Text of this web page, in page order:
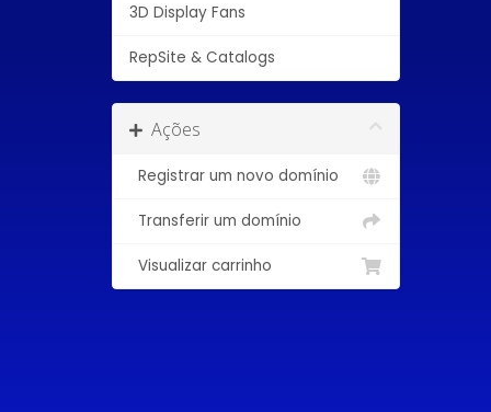
3D Display Fans
RepSite & Catalogs
Ações
Registrar um novo domínio
Transferir um domínio
Visualizar carrinho